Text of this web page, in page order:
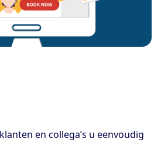
en collega’s u eenvoudig